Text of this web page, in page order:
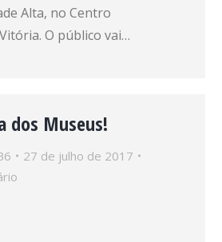
Alta, no Centro
O público vai…
dos Museus!
27 de julho de 2017